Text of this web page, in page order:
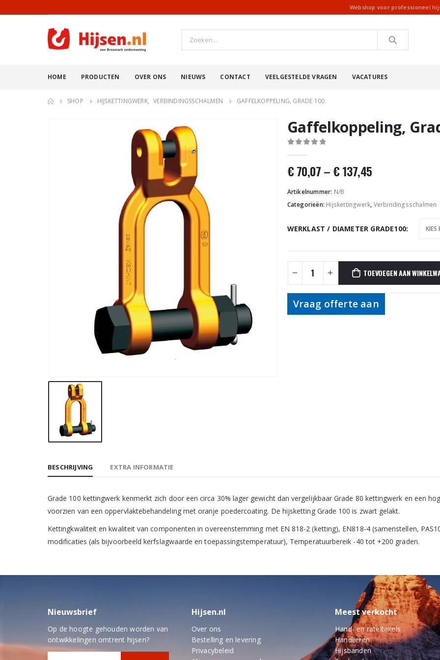
Webshop voor professioneel
HOME PRODUCTEN OVER ONS NIEUWS CONTACT VEELGESTELDE VRAGEN VACATURES
SHOP HIJSKETTINGWERK, VERBINDINGSSCHALMEN GAFFELKOPPELING, GRADE 100
Gaffelkoppeling,
€70,07–€137,45
Artikelnummer: N/B
Categorieën: Hijskettingwerk, Verbindingsschalmen
WERKLAST / DIAMETER GRADE100
TOEVOEGEN AAN
Vraag offerte aan
BESCHRIJVING EXTRA INFORMATIE
Grade 100 kettingwerk kenmerkt zich door een circa 30% lager gewicht dan vergelijkbaar Grade 80 kettingwerk en een
voorzien van een oppervlaktebehandeling met oranje poedercoating. De hijsketting Grade 100 is zwart gelakt.
Kettingkwaliteit en kwaliteit van componenten in overeenstemming met EN 818-2 (ketting), EN818-4 (samenstellen,
modificaties (als bijvoorbeeld kerfslagwaarde en toepassingstemperatuur), Temperatuurbereik -40 tot +200 graden.
Nieuwsbrief
Op de hoogte gehouden worden van
ontwikkelingen omtrent hijsen?
Hijsen.nl
Over ons
Bestelling en levering
Privacybeleid
Meest verkocht
Hand- en rateltakels
Handlieren
Hijsbanden